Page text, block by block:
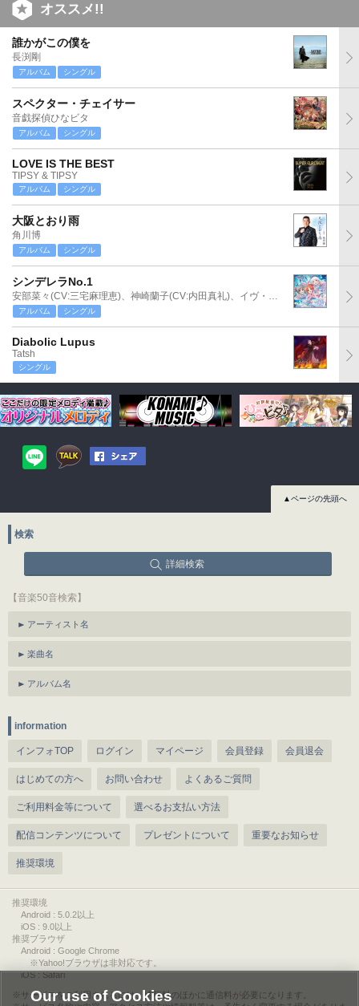
オススメ!!
誰かがこの僕を
長渕剛
アルバム シングル
スペクター・チェイサー
音戯探偵ひなビタ
アルバム シングル
LOVE IS THE BEST
TIPSY & TIPSY
アルバム シングル
大阪とおり雨
角川博
アルバム シングル
シンデレラNo.1
安部菜々(CV:三宅麻理恵)、神崎蘭子(CV:内田真礼)、イヴ・サンタクロース(CV:松永あかね)
アルバム シングル
Diabolic Lupus
Tatsh
シングル
▲ページの先頭へ
検索
詳細検索
【音楽50音検索】
アーティスト名
楽曲名
アルバム名
information
インフォTOP ログイン マイページ 会員登録 会員退会
はじめての方へ お問い合わせ よくあるご質問
ご利用料金等について 選べるお支払い方法
配信コンテンツについて プレゼントについて 重要なお知らせ
推奨環境
推奨環境
Android : 5.0.2以上
iOS : 9.0以上
推奨ブラウザ
Android : Google Chrome
※Yahoo!ブラウザは非対応です。
iOS : Safari
サービスをご利用されるには、情報料のほかに通信料が必要になります。
Our use of Cookies